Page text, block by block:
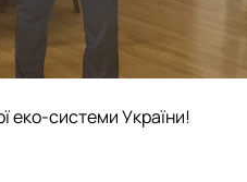
еко-системи України!